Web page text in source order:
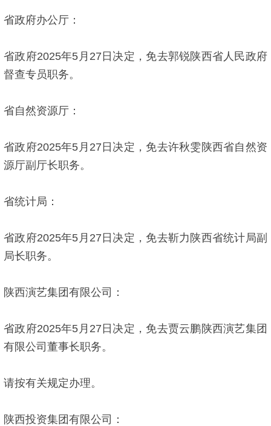
省政府办公厅：
省政府2025年5月27日决定，免去郭锐陕西省人民政府
督查专员职务。
省自然资源厅：
省政府2025年5月27日决定，免去许秋雯陕西省自然资
源厅副厅长职务。
省统计局：
省政府2025年5月27日决定，免去靳力陕西省统计局副
局长职务。
陕西演艺集团有限公司：
省政府2025年5月27日决定，免去贾云鹏陕西演艺集团
有限公司董事长职务。
请按有关规定办理。
陕西投资集团有限公司：